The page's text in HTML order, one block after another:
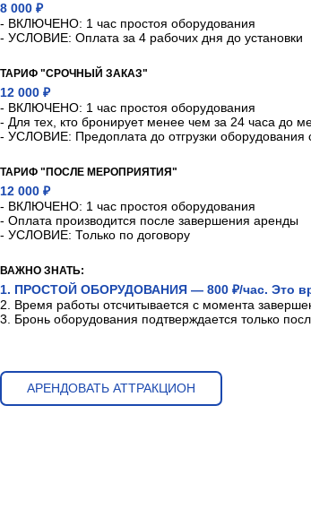
8 000 ₽
- ВКЛЮЧЕНО: 1 час простоя оборудования
- УСЛОВИЕ: Оплата за 4 рабочих дня до установки
ТАРИФ "СРОЧНЫЙ ЗАКАЗ"
12 000 ₽
- ВКЛЮЧЕНО: 1 час простоя оборудования
- Для тех, кто бронирует менее чем за 24 часа до
- УСЛОВИЕ: Предоплата до отгрузки оборудования
ТАРИФ "ПОСЛЕ МЕРОПРИЯТИЯ"
12 000 ₽
- ВКЛЮЧЕНО: 1 час простоя оборудования
- Оплата производится после завершения аренды
- УСЛОВИЕ: Только по договору
ВАЖНО ЗНАТЬ:
1. ПРОСТОЙ ОБОРУДОВАНИЯ — 800 ₽/час. Это
2. Время работы отсчитывается с момента
3. Бронь оборудования подтверждается только
АРЕНДОВАТЬ АТТРАКЦИОН